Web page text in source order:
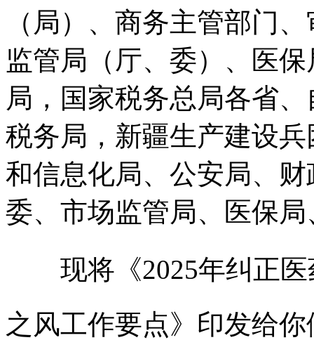
（局）、商务主管部门
监管局（厅、委）、医
局，国家税务总局各省
税务局，新疆生产建设
和信息化局、公安局、
委、市场监管局、医保
现将《2025年纠正医
之风工作要点》印发给